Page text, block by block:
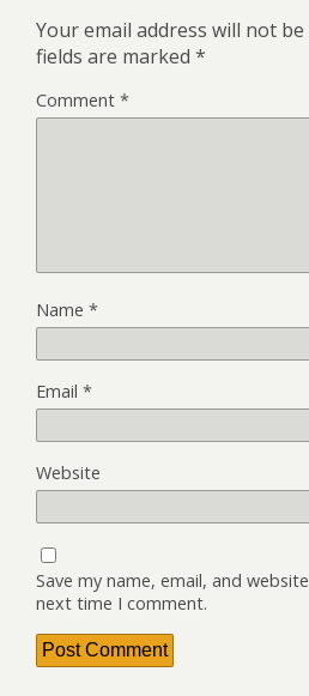
Your email address will not
fields are marked *
Comment *
Name *
Email *
Website
Save my name, email, and
next time I comment.